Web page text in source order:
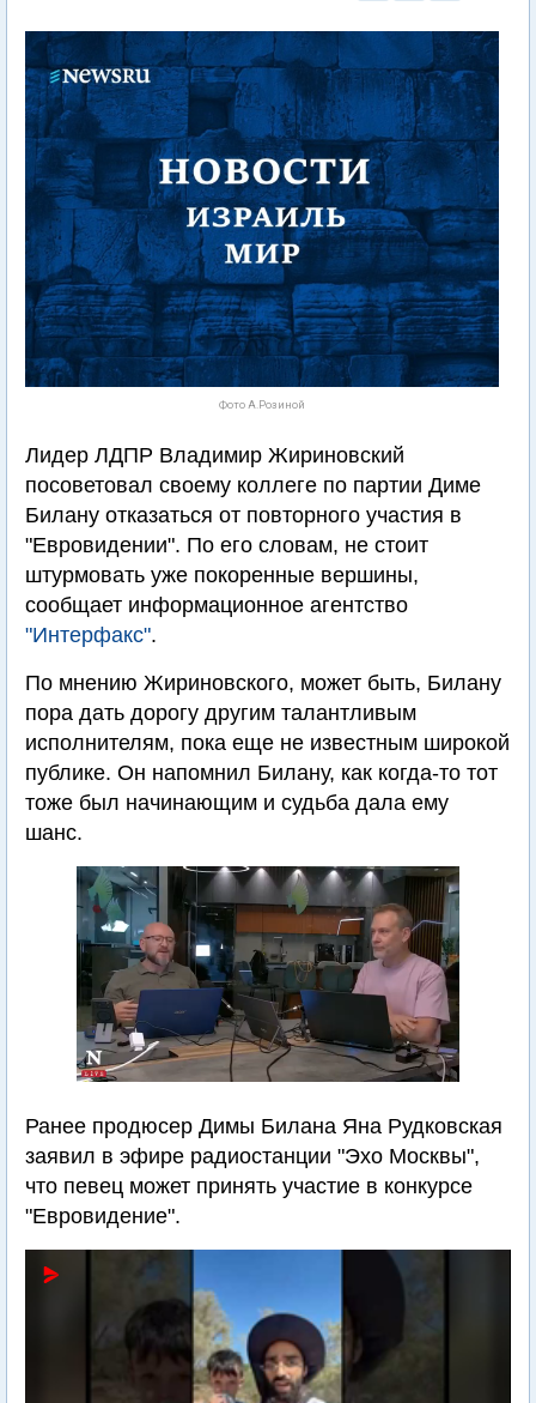
Фото А.Розиной
Лидер ЛДПР Владимир Жириновский
посоветовал своему коллеге по партии Диме
Билану отказаться от повторного участия в
"Евровидении". По его словам, не стоит
штурмовать уже покоренные вершины,
сообщает информационное агентство
"Интерфакс".
По мнению Жириновского, может быть, Билану
пора дать дорогу другим талантливым
исполнителям, пока еще не известным широкой
публике. Он напомнил Билану, как когда-то тот
тоже был начинающим и судьба дала ему
шанс.
Ранее продюсер Димы Билана Яна Рудковская
заявил в эфире радиостанции "Эхо Москвы",
что певец может принять участие в конкурсе
"Евровидение".